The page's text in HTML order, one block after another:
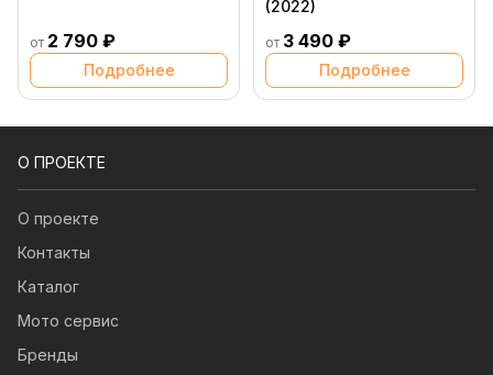
от 2 790 ₽
Подробнее
(2022)
от 3 490 ₽
Подробнее
О ПРОЕКТЕ
О проекте
Контакты
Каталог
Мото сервис
Бренды